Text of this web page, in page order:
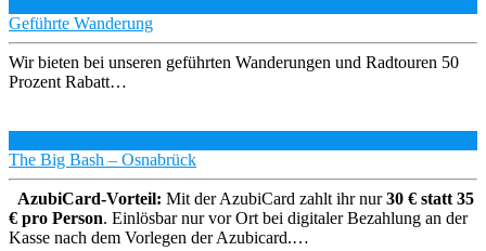
Geführte Wanderung
Wir bieten bei unseren geführten Wanderungen und Radtouren 50
Prozent Rabatt…
The Big Bash – Osnabrück
AzubiCard-Vorteil: Mit der AzubiCard zahlt ihr nur30 € statt 35
€ pro Person. Einlösbar nur vor Ort bei digitaler Bezahlung an der
Kasse nach dem Vorlegen der Azubicard.…